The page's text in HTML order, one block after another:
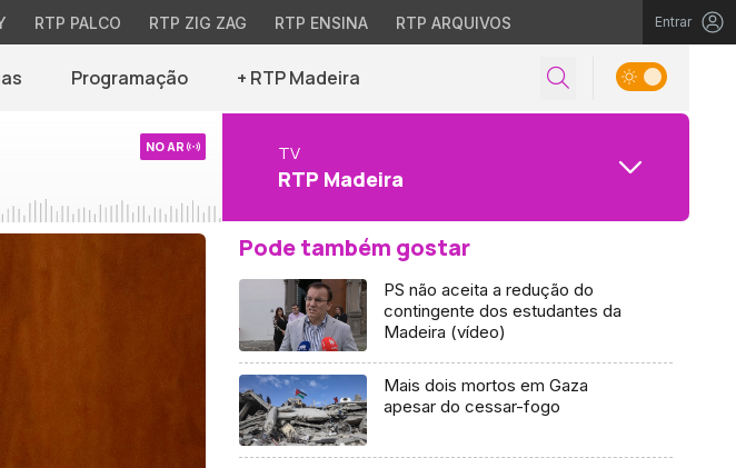
RTP PALCO RTP ZIG ZAG RTP ENSINA RTP ARQUIVOS Entrar
Programação + RTP Madeira
NO AR TV
RTP Madeira
Pode também gostar
PS não aceita a redução do
contingente dos estudantes da
Madeira (vídeo)
Mais dois mortos em Gaza
apesar do cessar-fogo